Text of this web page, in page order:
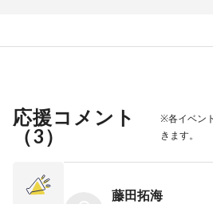
応援コメント
（3）
※各イベン
きます。
藤田拓海